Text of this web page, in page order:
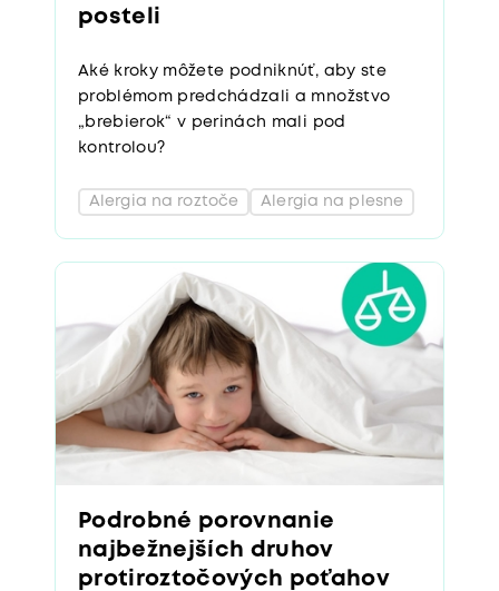
posteli
Aké kroky môžete podniknúť, aby ste
problémom predchádzali a množstvo
„brebierok“ v perinách mali pod
kontrolou?
Alergia na roztoče Alergia na plesne
Podrobné porovnanie
najbežnejších druhov
protiroztočových poťahov